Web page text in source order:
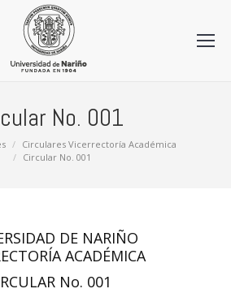
No. 001
Circulares Vicerrectoría Académica
Circular No. 001
DE NARIÑO
ACADÉMICA
No. 001